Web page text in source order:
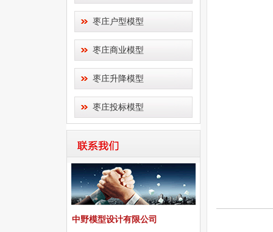
枣庄户型模型
枣庄商业模型
枣庄升降模型
枣庄投标模型
中野模型设计有限公司